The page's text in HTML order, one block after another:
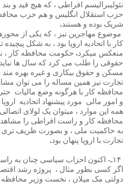
نئولیبرالیسم
افراطی ، که هیچ قید و بند
حزب استقلال انگلیس و هم حزب
شریک بوده و هستند.
موضوع مهاجرین نیز ، که یکی از
کار با اتحادیه اروپا بود ، به شکل پیچیده
منعکس میکرد. حکومت محافظه کار ،
حقوقی را طلب می کرد که سال ها نباید
مسکن و حقوق بیکاری و غیره بهره مند
تجارت نیز همین مساله را می توان
محافظه کار با هرگونه وضع مالیات
و امور مالی مورد پیشنهاد اتحادیه اروپا
همه این موارد ، میتوان یک لولای اتصالی
محافظه کار و راست افراطی را
به حاکمیت ملی ، و بصورت ظریف تری
تجارت با اروپا پنهان بود.
۱۴ـ- اکنون احزاب سیاسی چنان به
اگر کسی بطور مثال ، پروژه رشد
دولتی مک میلان ، نخست وزیر محافظه